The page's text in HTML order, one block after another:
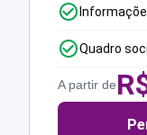
Quadro
A partir de